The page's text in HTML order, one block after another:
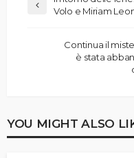
Volo e Miriam
Continua il
è stata
YOU MIGHT ALSO